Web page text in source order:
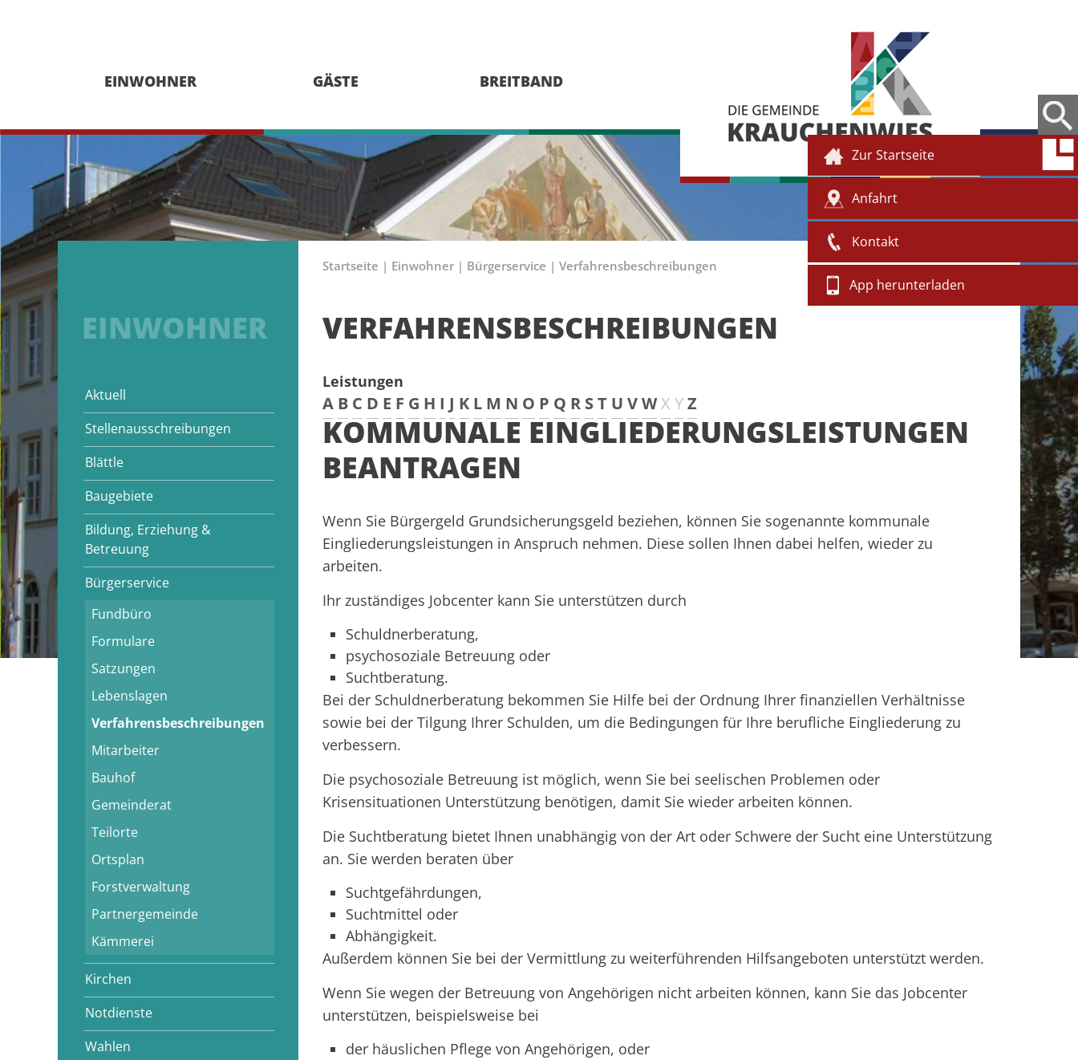
EINWOHNER GÄSTE BREITBAND
Zur Startseite
Anfahrt
Kontakt
App herunterladen
EINWOHNER
Aktuell
Stellenausschreibungen
Blättle
Baugebiete
Bildung, Erziehung &
Betreuung
Bürgerservice
Fundbüro
Formulare
Satzungen
Lebenslagen
Verfahrensbeschreibungen
Mitarbeiter
Bauhof
Gemeinderat
Teilorte
Ortsplan
Forstverwaltung
Partnergemeinde
Kämmerei
Kirchen
Notdienste
Wahlen
Startseite | Einwohner | Bürgerservice | Verfahrensbeschreibungen
VERFAHRENSBESCHREIBUNGEN
Leistungen
A B C D E F G H I J K L M N O P Q R ST U VWX YZ
KOMMUNALE EINGLIEDERUNGSLEISTUNGEN
BEANTRAGEN
Wenn Sie Bürgergeld Grundsicherungsgeld beziehen, können Sie sogenannte kommunale
Eingliederungsleistungen in Anspruch nehmen. Diese sollen Ihnen dabei helfen, wieder zu
arbeiten.
Ihr zuständiges Jobcenter kann Sie unterstützen durch
Schuldnerberatung,
psychosoziale Betreuung oder
Suchtberatung.
Bei der Schuldnerberatung bekommen Sie Hilfe bei der Ordnung Ihrer finanziellen Verhältnisse
sowie bei der Tilgung Ihrer Schulden, um die Bedingungen für Ihre berufliche Eingliederung zu
verbessern.
Die psychosoziale Betreuung ist möglich, wenn Sie bei seelischen Problemen oder
Krisensituationen Unterstützung benötigen, damit Sie wieder arbeiten können.
Die Suchtberatung bietet Ihnen unabhängig von der Art oder Schwere der Sucht eine Unterstützung
an. Sie werden beraten über
Suchtgefährdungen,
Suchtmittel oder
Abhängigkeit.
Außerdem können Sie bei der Vermittlung zu weiterführenden Hilfsangeboten unterstützt werden.
Wenn Sie wegen der Betreuung von Angehörigen nicht arbeiten können, kann Sie das Jobcenter
unterstützen, beispielsweise bei
der häuslichen Pflege von Angehörigen, oder